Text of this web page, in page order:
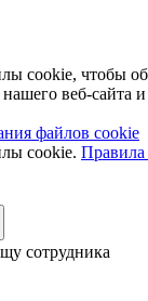
cookie, чтобы
веб-сайта и
файлов cookie
cookie. Правила
сотрудника